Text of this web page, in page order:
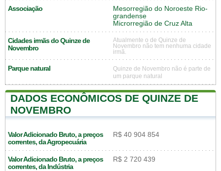
Associação
Mesorregião do Noroeste Rio-
grandense
Microrregião de Cruz Alta
Cidades irmãs do Quinze de
Novembro
Atualmente o de Quinze de
Novembro não tem nenhuma cidade
irmã.
Parque natural
Quinze de Novembro não é parte de
um parque natural
DADOS ECONÔMICOS DE QUINZE DE
NOVEMBRO
Valor Adicionado Bruto, a preços
correntes, da Agropecuária
R$ 40 904 854
Valor Adicionado Bruto, a preços
correntes, da Indústria
R$ 2 720 439